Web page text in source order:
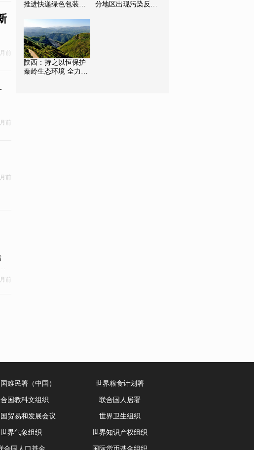
前
前
前
一前
推进快递绿色包装标
分地区出现污染反弹
陕西：持之以恒保护
秦岭生态环境 全力以
难民署（中国） 世界粮食计划署
国教科文组织 联合国人居署
贸易和发展会议 世界卫生组织
世界气象组织 世界知识产权组织